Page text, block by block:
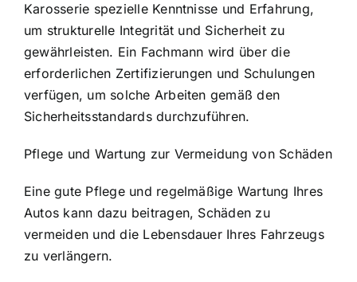
Karosserie spezielle Kenntnisse und Erfahrung,
um strukturelle Integrität und Sicherheit zu
gewährleisten. Ein Fachmann wird über die
erforderlichen Zertifizierungen und Schulungen
verfügen, um solche Arbeiten gemäß den
Sicherheitsstandards durchzuführen.
Pflege und Wartung zur Vermeidung von Schäden
Eine gute Pflege und regelmäßige Wartung Ihres
Autos kann dazu beitragen, Schäden zu
vermeiden und die Lebensdauer Ihres Fahrzeugs
zu verlängern.